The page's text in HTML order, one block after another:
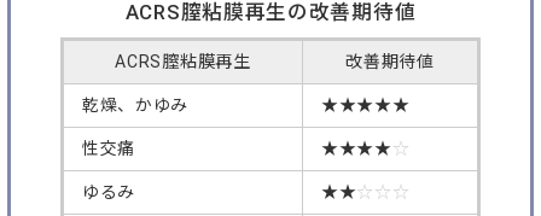
ACRS膣粘膜再生の改善期待値
ACRS膣粘膜再生 改善期待値
乾燥、かゆみ ★★★★★
性交痛 ★★★★☆
ゆるみ ★★☆☆☆